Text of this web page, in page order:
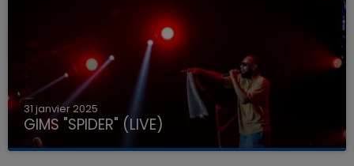
31 janvier 2025
GIMS "SPIDER" (LIVE)